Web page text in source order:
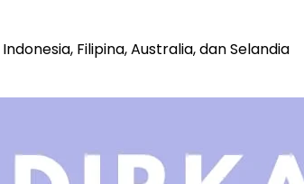
Indonesia, Filipina,Australia, danSelandia